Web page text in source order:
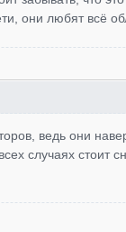
они любят всё
ведь они
случаях стоит